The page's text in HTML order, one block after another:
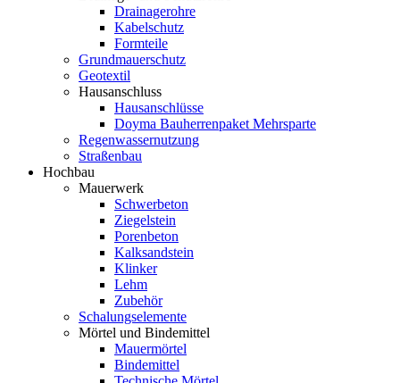
Drainagerohre
Kabelschutz
Formteile
Grundmauerschutz
Geotextil
Hausanschluss
Hausanschlüsse
Doyma Bauherrenpaket Mehrsparte
Regenwassernutzung
Straßenbau
Hochbau
Mauerwerk
Schwerbeton
Ziegelstein
Porenbeton
Kalksandstein
Klinker
Lehm
Zubehör
Schalungselemente
Mörtel und Bindemittel
Mauermörtel
Bindemittel